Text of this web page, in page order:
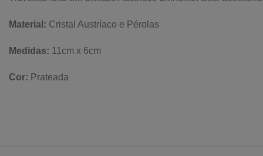
Material: Cristal Austríaco e Pérolas
Medidas: 11cm x 6cm
Cor: Prateada